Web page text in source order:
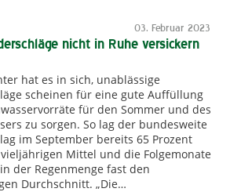
03. Februar 2023
nicht in Ruhe versickern
hat es in sich, unablässige
scheinen für eine gute Auffüllung
für den Sommer und des
zu sorgen. So lag der bundesweite
im September bereits 65 Prozent
Mittel und die Folgemonate
der Regenmenge fast den
Durchschnitt. „Die…